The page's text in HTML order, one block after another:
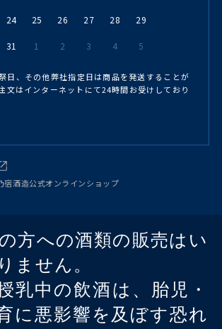
24 25 26 27 28 29
31 1 2 3 4 5
日、その他弊社指定日は商品を発送することが
文はインターネットにて24時間お受けしており
酒造公式オンラインショップ
方への酒類の販売はい
ません。
乳中の飲酒は、胎児・
に悪影響を及ぼす恐れ